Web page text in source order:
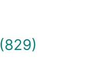
(829)